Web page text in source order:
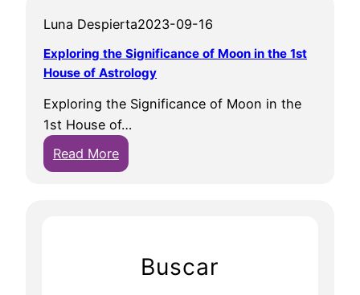
Luna Despierta2023-09-16
Exploring the Significance of Moon in the 1st
House of Astrology
Exploring the Significance of Moon in the
1st House of…
Read More:
E
Buscar